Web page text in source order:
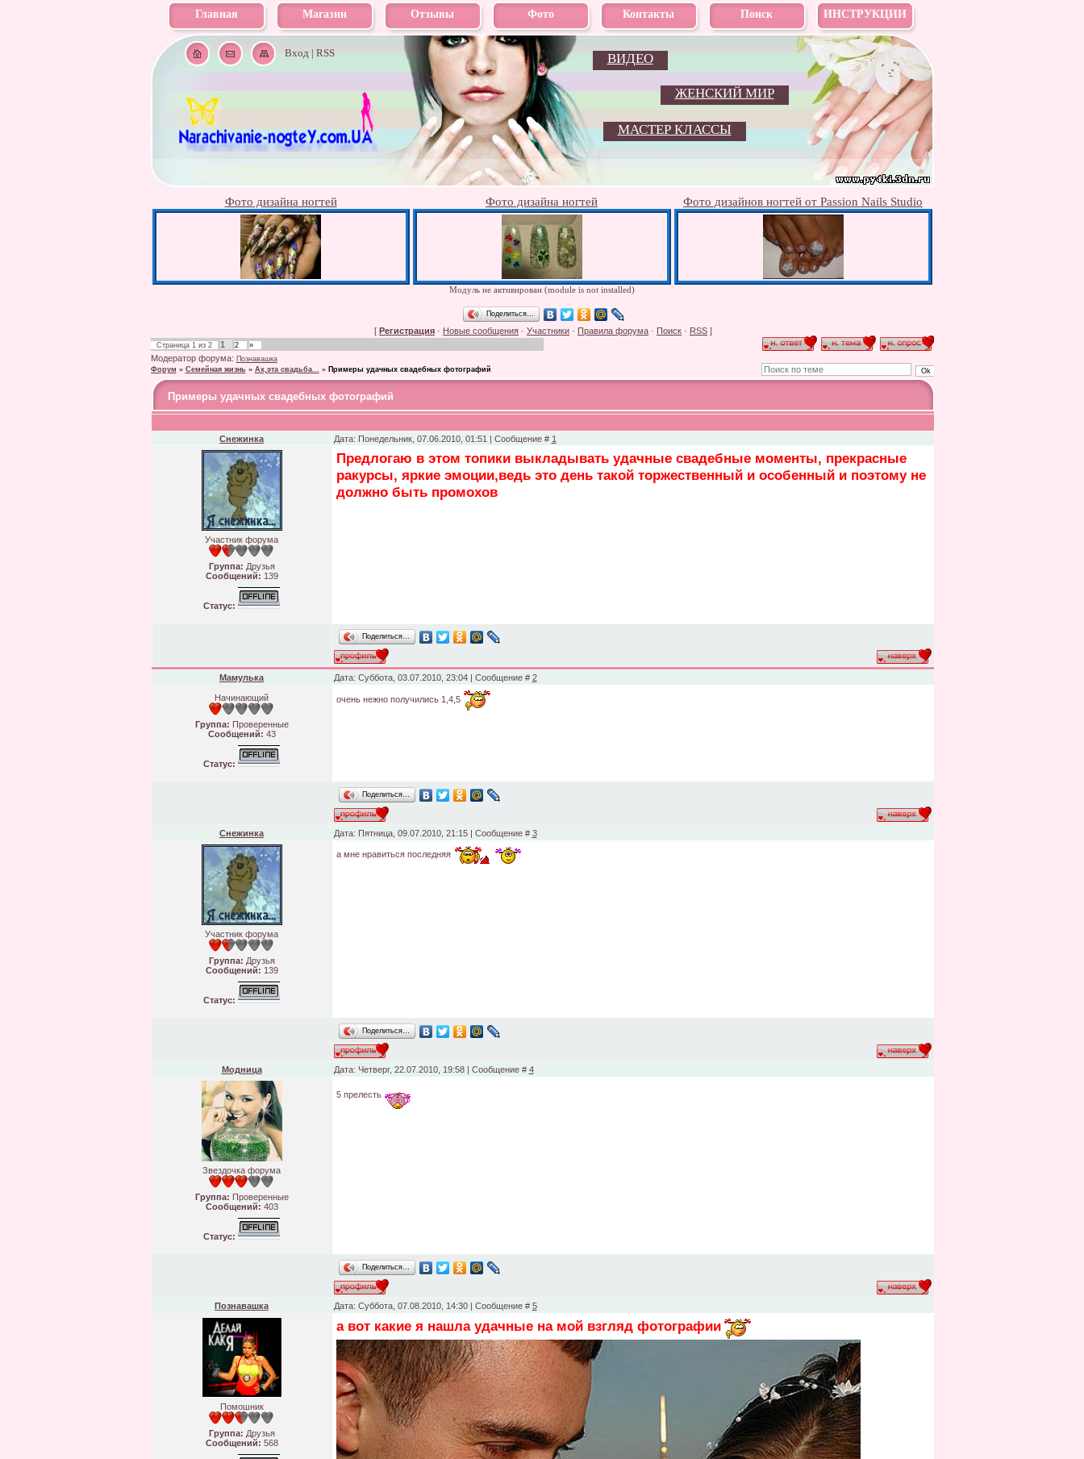
Главная Магазин Отзывы Фото Контакты Поиск ИНСТРУКЦИИ
Вход| RSS
ЖЕНСКИЙ МИР
ВИДЕО
МАСТЕР КЛАССЫ
Фото дизайна ногтей Фото дизайна ногтей Фото дизайнов ногтей от Passion Nails Studio
Модуль не активирован (module is not installed)
Поделиться…
[ Регистрация · Новые сообщения · Участники · Правила форума · Поиск · RSS ]
Страница 1из 2 1 2 »
Модератор форума: Познавашка
Форум » Семейная жизнь » Ах,эта свадьба... » Примеры удачных свадебных фотографий
Примеры удачных свадебных фотографий
Снежинка Дата: Понедельник, 07.06.2010, 01:51 | Сообщение # 1
Участник форума
Группа: Друзья
Сообщений: 139
Статус:
Предлогаю в этом топики выкладывать удачные свадебные моменты, прекрасные
ракурсы, яркие эмоции,ведь это день такой торжественный и особенный и поэтому не
должно быть промохов
Поделиться…
Мамулька Дата: Суббота, 03.07.2010, 23:04 | Сообщение # 2
Начинающий
Группа: Проверенные
Сообщений: 43
Статус:
очень нежно получились 1,4,5
Поделиться…
Снежинка Дата: Пятница, 09.07.2010, 21:15 | Сообщение # 3
Участник форума
Группа: Друзья
Сообщений: 139
Статус:
а мне нравиться последняя
Поделиться…
Модница Дата: Четверг, 22.07.2010, 19:58 | Сообщение # 4
Звездочка форума
Группа: Проверенные
Сообщений: 403
Статус:
5 прелесть
Поделиться…
Познавашка Дата: Суббота, 07.08.2010, 14:30 | Сообщение # 5
Помошник
Группа: Друзья
Сообщений: 568
а вот какие я нашла удачные на мой взгляд фотографии